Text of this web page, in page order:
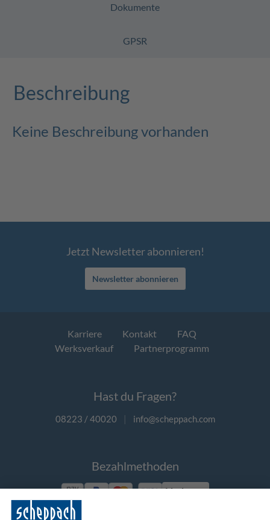
Dokumente
GPSR
Beschreibung
Keine Beschreibung vorhanden
Jetzt Newsletter abonnieren!
Newsletter abonnieren
Karriere Kontakt
FAQ
Werksverkauf
Partnerprogramm
Hast du Fragen?
08223 / 40020 | info@scheppach.com
Bezahlmethoden
Vorkasse